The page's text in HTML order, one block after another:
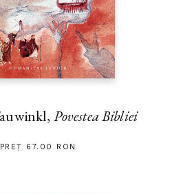
Povestea Bibliei
PREȚ 67.00 RON